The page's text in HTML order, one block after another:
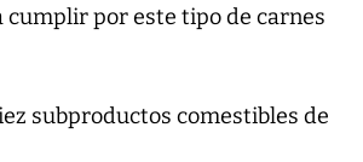
por este tipo de carnes
subproductos comestibles de